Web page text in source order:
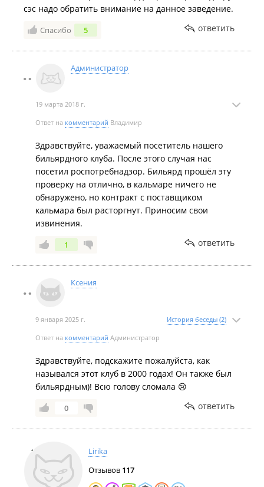
За сим прощаюсь, никому не советую посещать сей
"клуб".
сэс надо обратить внимание на данное заведение.
Спасибо 5 ответить
Администратор
19 марта 2018 г.
Ответ на комментарий Владимир
Здравствуйте, уважаемый посетитель нашего
бильярдного клуба. После этого случая нас
посетил роспотребнадзор. Бильярд прошёл эту
проверку на отлично, в кальмаре ничего не
обнаружено, но контракт с поставщиком
кальмара был расторгнут. Приносим свои
извинения.
1 ответить
Ксения
9 января 2025 г. История беседы (2)
Ответ на комментарий Администратор
Здравствуйте, подскажите пожалуйста, как
назывался этот клуб в 2000 годах! Он также был
бильярдным)! Всю голову сломала 😢
0 ответить
Lirika
Отзывов 117